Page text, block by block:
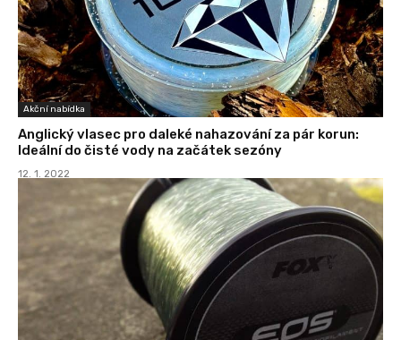
Akční nabídka
Anglický vlasec pro daleké nahazování za pár korun:
Ideální do čisté vody na začátek sezóny
12. 1. 2022